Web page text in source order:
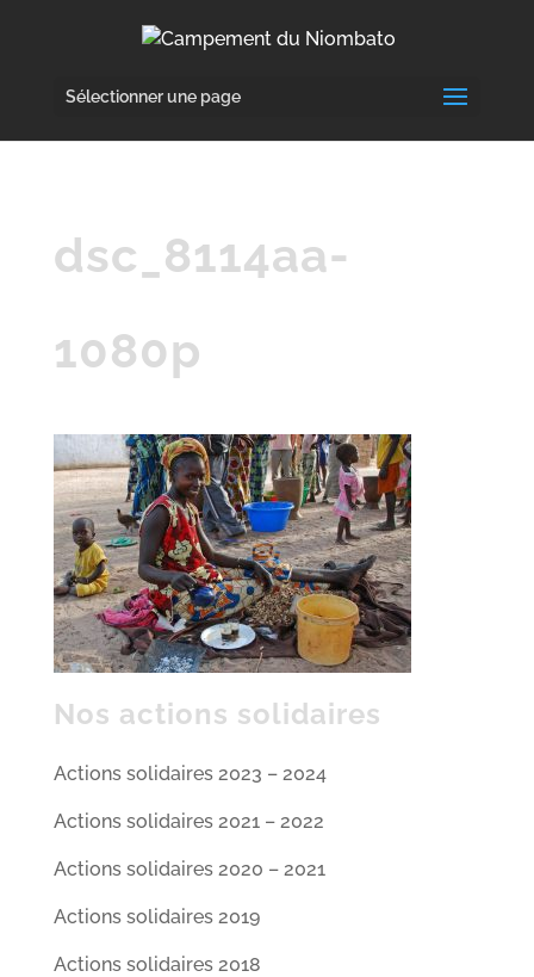
Sélectionner une page
dsc_8114aa-
1080p
Nos actions solidaires
Actions solidaires 2023 – 2024
Actions solidaires 2021 – 2022
Actions solidaires 2020 – 2021
Actions solidaires 2019
Actions solidaires 2018